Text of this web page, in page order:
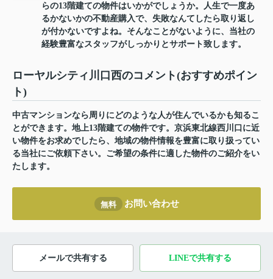
らの13階建ての物件はいかがでしょうか。人生で一度あ
るかないかの不動産購入で、失敗なんてしたら取り返し
が付かないですよね。そんなことがないように、当社の
経験豊富なスタッフがしっかりとサポート致します。
ローヤルシティ川口西のコメント(おすすめポイン
ト)
中古マンションなら周りにどのような人が住んでいるかも知るこ
とができます。地上13階建ての物件です。京浜東北線西川口に近
い物件をお求めでしたら、地域の物件情報を豊富に取り扱ってい
る当社にご依頼下さい。ご希望の条件に適した物件のご紹介をい
たします。
無料 お問い合わせ
メールで共有する LINEで共有する